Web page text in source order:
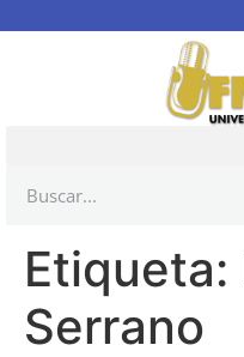
Etiqueta:
Serrano